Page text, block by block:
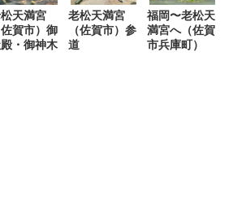
天満宮
佐賀市）御
・御神木
老松天満宮
（佐賀市）参
道
福岡〜老松天
満宮へ（佐賀
市兵庫町）